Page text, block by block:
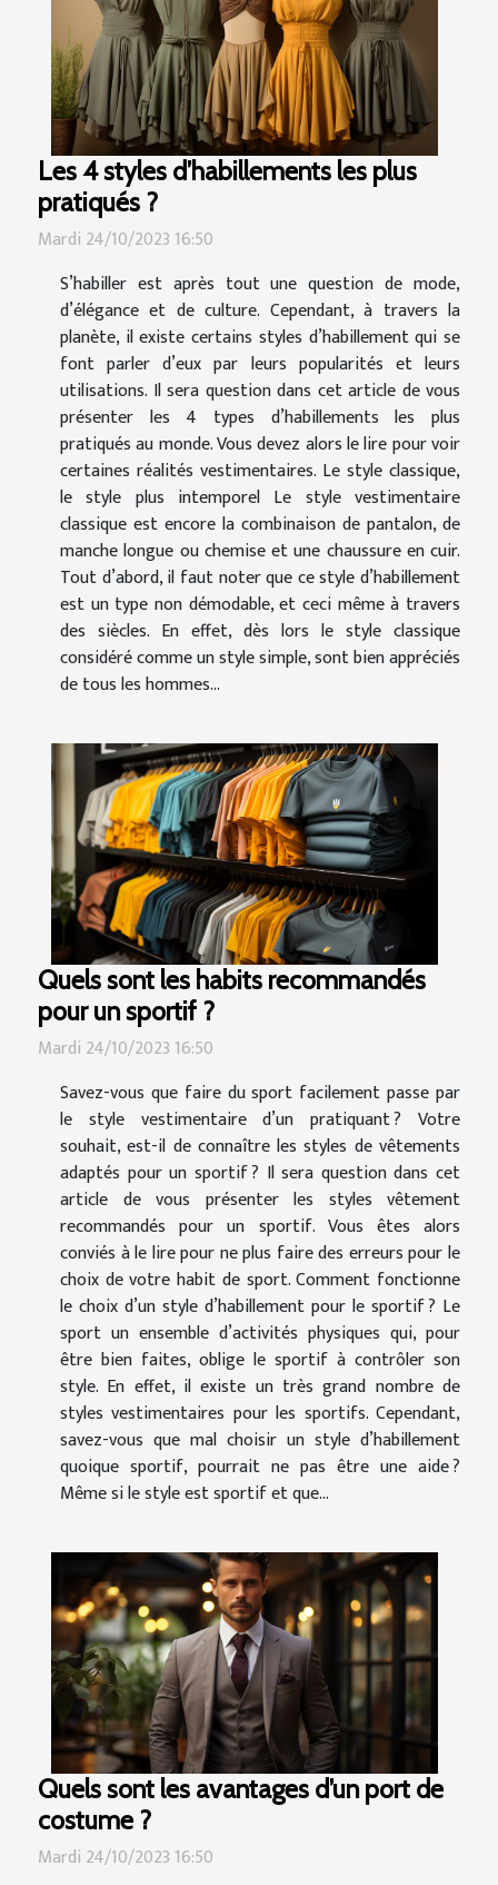
Les 4 styles d’habillements les plus
pratiqués ?
Mardi 24/10/2023 16:50
S’habiller est après tout une question de mode,
d’élégance et de culture. Cependant, à travers la
planète, il existe certains styles d’habillement qui se
font parler d’eux par leurs popularités et leurs
utilisations. Il sera question dans cet article de vous
présenter les 4 types d’habillements les plus
pratiqués au monde. Vous devez alors le lire pour voir
certaines réalités vestimentaires. Le style classique,
le style plus intemporel Le style vestimentaire
classique est encore la combinaison de pantalon, de
manche longue ou chemise et une chaussure en cuir.
Tout d’abord, il faut noter que ce style d’habillement
est un type non démodable, et ceci même à travers
des siècles. En effet, dès lors le style classique
considéré comme un style simple, sont bien appréciés
de tous les hommes...
Quels sont les habits recommandés
pour un sportif ?
Mardi 24/10/2023 16:50
Savez-vous que faire du sport facilement passe par
le style vestimentaire d’un pratiquant ? Votre
souhait, est-il de connaître les styles de vêtements
adaptés pour un sportif ? Il sera question dans cet
article de vous présenter les styles vêtement
recommandés pour un sportif. Vous êtes alors
conviés à le lire pour ne plus faire des erreurs pour le
choix de votre habit de sport. Comment fonctionne
le choix d’un style d’habillement pour le sportif ? Le
sport un ensemble d’activités physiques qui, pour
être bien faites, oblige le sportif à contrôler son
style. En effet, il existe un très grand nombre de
styles vestimentaires pour les sportifs. Cependant,
savez-vous que mal choisir un style d’habillement
quoique sportif, pourrait ne pas être une aide ?
Même si le style est sportif et que...
Quels sont les avantages d’un port de
costume ?
Mardi 24/10/2023 16:50